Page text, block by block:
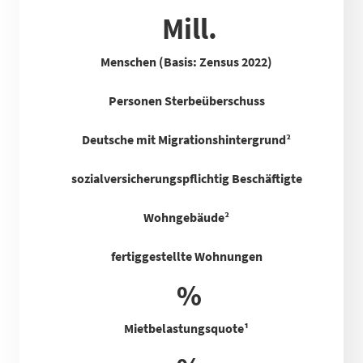
Mill.
Menschen (Basis: Zensus 2022)
Personen Sterbeüberschuss
Deutsche mit Migrationshintergrund²
sozialversicherungspflichtig Beschäftigte
Wohngebäude²
fertiggestellte Wohnungen
%
Mietbelastungsquote¹